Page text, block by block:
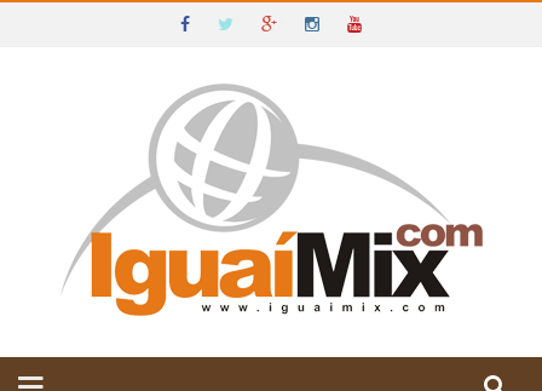
IGUAÍ E SUDOESTE DA BAHIA